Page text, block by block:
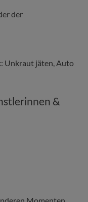
der
Unkraut jäten, Auto
&